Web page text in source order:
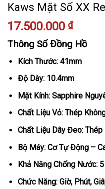
Kaws Mặt Số XX
17.500.000 ₫
Thông Số Đồng Hồ
Kích Thước: 41mm
Độ Dày: 10.4mm
Mặt Kính: Sapphire
Chất Liệu Vỏ: Thép
Chất Liệu Dây Đeo: Thép
Bộ Máy: Cơ Tự Động –
Khả Năng Chống Nước:
Chức Năng: Giờ, Phút,